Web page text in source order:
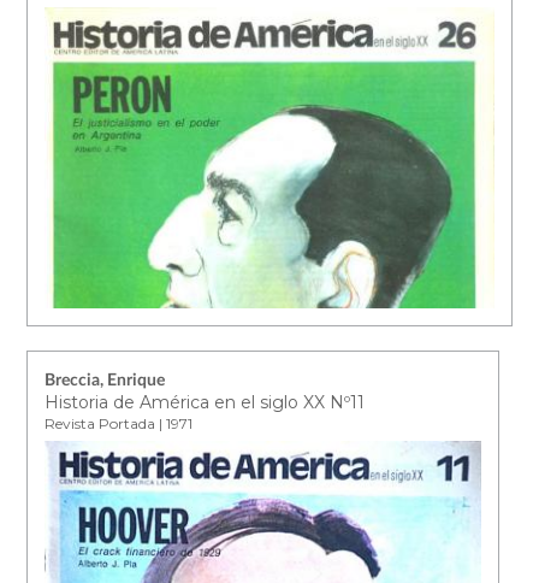
Breccia, Enrique
Historia de América en el siglo XX Nº11
Revista Portada | 1971